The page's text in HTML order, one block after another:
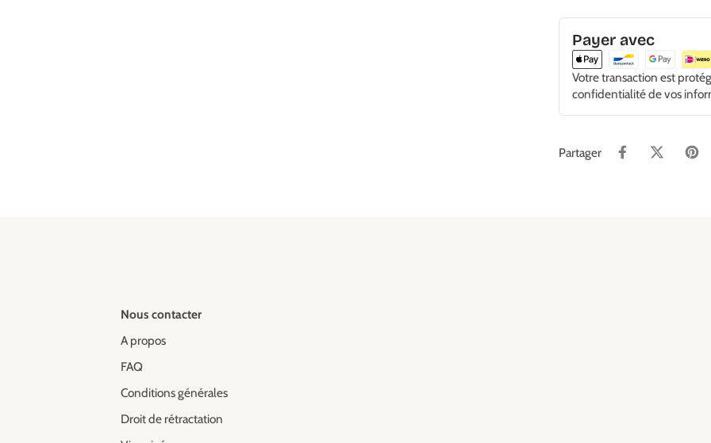
Payer avec
Votre transaction est
confidentialité de vos
Partager
Nous contacter
A propos
FAQ
Conditions générales
Droit de rétractation